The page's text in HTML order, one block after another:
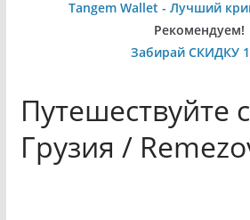
Tangem Wallet - Лучший
Рекомендуем!
Забирай СКИДКУ
Путешествуйте
Грузия /